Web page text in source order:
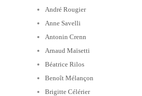
André Rougier
Anne Savelli
Antonin Crenn
Arnaud Maïsetti
Béatrice Rilos
Benoît Mélançon
Brigitte Célérier